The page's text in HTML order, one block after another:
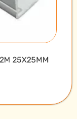
25X25MM